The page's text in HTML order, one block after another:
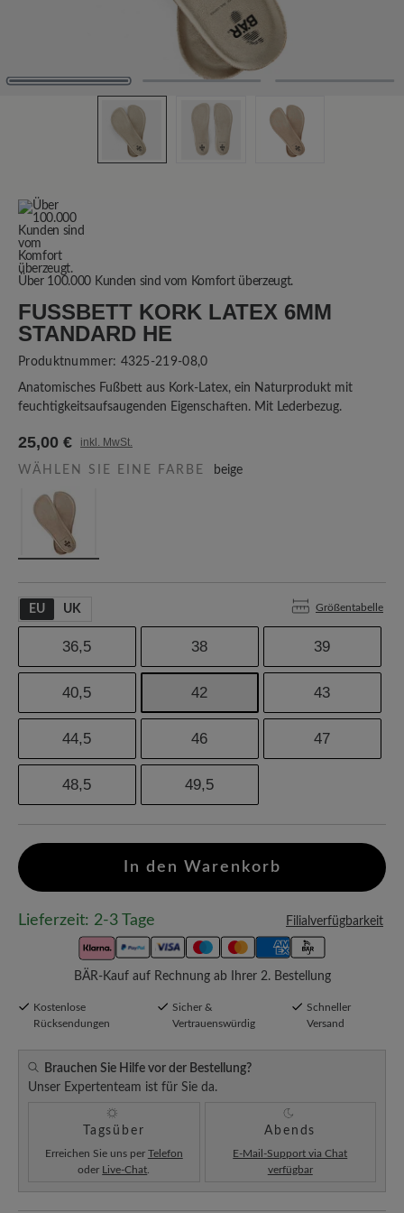
Über 100.000 Kunden sind vom Komfort überzeugt.
FUSSBETT KORK LATEX 6MM S
TANDARD HE
Produktnummer: 4325-219-08,0
Anatomisches Fußbett aus Kork-Latex, ein Naturprodukt mit
feuchtigkeitsaufsaugenden Eigenschaften. Mit Lederbezug.
25,00 € inkl. MwSt.
WÄHLEN SIE EINE FARBE beige
EU UK Größentabelle
36,5 38 39
40,5 42 43
44,5 46 47
48,5 49,5
In den Warenkorb
Lieferzeit: 2-3 Tage Filialverfügbarkeit
BÄR-Kauf auf Rechnung ab Ihrer 2. Bestellung
Kostenlose
Rücksendungen
Sicher &
Vertrauenswürdig
Schneller
Versand
Brauchen Sie Hilfe vor der Bestellung?
Unser Expertenteam ist für Sie da.
Tagsüber
Erreichen Sie uns per Telefon
oder Live-Chat
Abends
E-Mail-Support via Chat
verfügbar